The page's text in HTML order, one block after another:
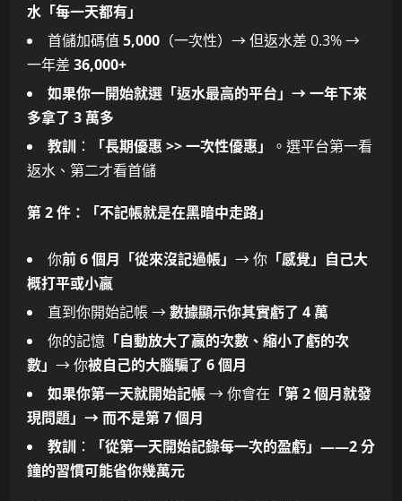
水「每一天都有」
首儲加碼值 5,000 （一次性）→ 但返水差 0.3% →
一年差 36,000+
如果你一開始就選「返水最高的平台」→ 一年下來
多拿了 3 萬多
教訓 ： 「長期優惠 >> 一次性優惠」
。選平台第一看
返水、第二才看首儲
第 2 件：「不記帳就是在黑暗中走路」
你前 6 個月「從來沒記過帳」 → 你 「感覺」自己大
概打平或小贏
直到你開始記帳 →數據顯示你其實虧了 4 萬
你的記憶 「自動放大了贏的次數、縮小了虧的次
數」 → 你被自己的大腦騙了 6 個月
如果你第一天就開始記帳→ 你會在 「第 2 個月就發
現問題」→ 而不是第 7 個月
教訓 ：
「從第一天開始記錄每一次的盈虧」——2 分
鐘的習慣可能省你幾萬元